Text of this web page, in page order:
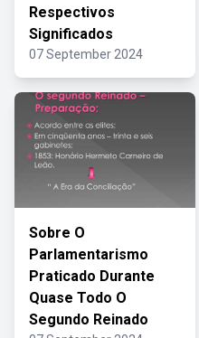
Respectivos
Significados
07 September 2024
Sobre O
Parlamentarismo
Praticado Durante
Quase Todo O
Segundo Reinado